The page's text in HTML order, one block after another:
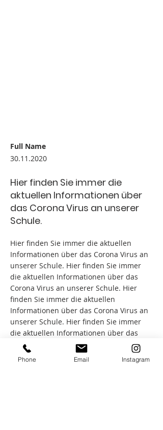
Full Name
30.11.2020
Hier finden Sie immer die
aktuellen Informationen über
das Corona Virus an unserer
Schule.
Hier finden Sie immer die aktuellen
Informationen über das Corona Virus an
unserer Schule. Hier finden Sie immer
die aktuellen Informationen über das
Corona Virus an unserer Schule. Hier
finden Sie immer die aktuellen
Informationen über das Corona Virus an
unserer Schule. Hier finden Sie immer
die aktuellen Informationen über das
Corona Virus an unserer Schule. Hier
finden Sie immer die aktuellen
Informationen über das Corona Virus an
Phone Email Instagram